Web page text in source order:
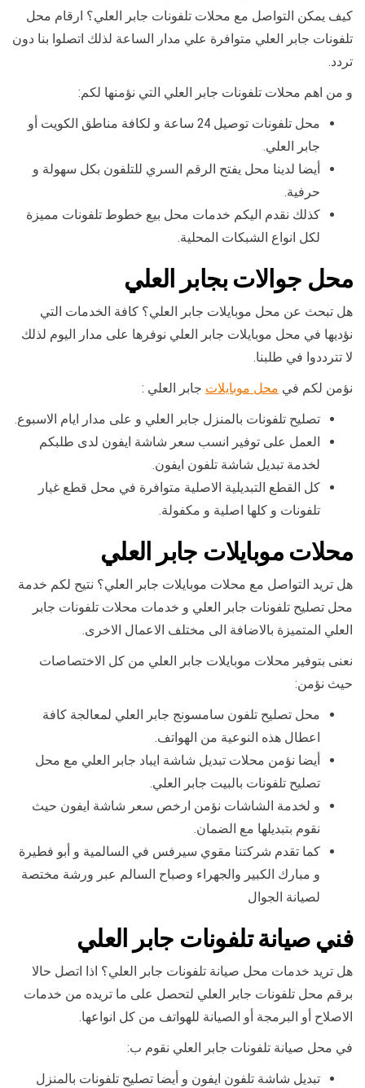
كيف يمكن التواصل مع محلات تلفونات جابر العلي؟ ارقام محل
تلفونات جابر العلي متوافرة علي مدار الساعة لذلك اتصلوا بنا دون
تردد.
و من اهم محلات تلفونات جابر العلي التي نؤمنها لكم:
محل تلفونات توصيل 24 ساعة و لكافة مناطق الكويت أو
جابر العلي.
أيضا لدينا محل يفتح الرقم السري للتلفون بكل سهولة و
حرفية.
كذلك نقدم اليكم خدمات محل بيع خطوط تلفونات مميزة
لكل انواع الشبكات المحلية.
محل جوالات بجابر العلي
هل تبحث عن محل موبايلات جابر العلي؟ كافة الخدمات التي
نؤديها في محل موبايلات جابر العلي نوفرها على مدار اليوم لذلك
لا تترددوا في طلبنا.
نؤمن لكم في محل موبايلات جابر العلي :
تصليح تلفونات بالمنزل جابر العلي و على مدار ايام الاسبوع.
العمل على توفير انسب سعر شاشة ايفون لدى طلبكم
لخدمة تبديل شاشة تلفون ايفون.
كل القطع التبديلية الاصلية متوافرة في محل قطع غيار
تلفونات و كلها اصلية و مكفولة.
محلات موبايلات جابر العلي
هل تريد التواصل مع محلات موبايلات جابر العلي؟ نتيح لكم خدمة
محل تصليح تلفونات جابر العلي و خدمات محلات تلفونات جابر
العلي المتميزة بالاضافة الى مختلف الاعمال الاخرى.
نعنى بتوفير محلات موبايلات جابر العلي من كل الاختصاصات
حيث نؤمن:
محل تصليح تلفون سامسونج جابر العلي لمعالجة كافة
اعطال هذه النوعية من الهواتف.
أيضا نؤمن محلات تبديل شاشة ايباد جابر العلي مع محل
تصليح تلفونات بالبيت جابر العلي.
و لخدمة الشاشات نؤمن ارخص سعر شاشة ايفون حيث
نقوم بتبديلها مع الضمان.
كما تقدم شركتنا مقوي سيرفس في السالمية و أبو فطيرة
و مبارك الكبير والجهراء وصباح السالم عبر ورشة مختصة
لصيانة الجوال
فني صيانة تلفونات جابر العلي
هل تريد خدمات محل صيانة تلفونات جابر العلي؟ اذا اتصل حالا
برقم محل تلفونات جابر العلي لتحصل على ما تريده من خدمات
الاصلاح أو البرمجة أو الصيانة للهواتف من كل انواعها.
في محل صيانة تلفونات جابر العلي نقوم ب:
تبديل شاشة تلفون ايفون و أيضا تصليح تلفونات بالمنزل